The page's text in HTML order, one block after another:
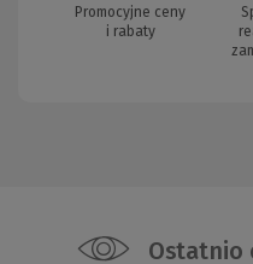
Promocyjne ceny
i rabaty
Ostatnio